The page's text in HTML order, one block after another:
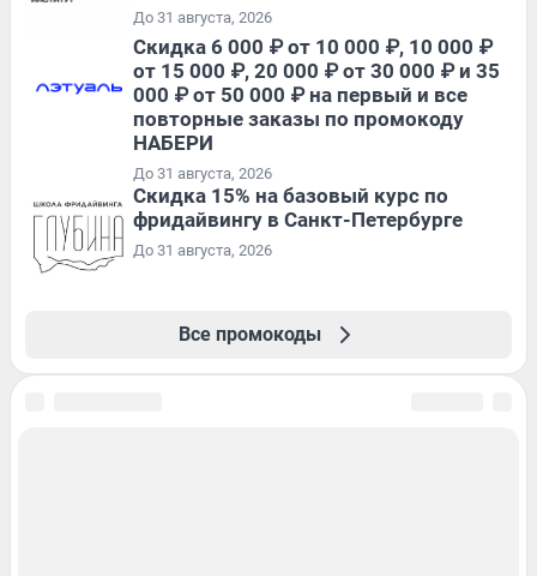
До 31 августа, 2026
Скидка 6 000 ₽ от 10 000 ₽, 10 000 ₽
от 15 000 ₽, 20 000 ₽ от 30 000 ₽ и 35
000 ₽ от 50 000 ₽ на первый и все
повторные заказы по промокоду
НАБЕРИ
До 31 августа, 2026
Скидка 15% на базовый курс по
фридайвингу в Санкт-Петербурге
До 31 августа, 2026
Все промокоды